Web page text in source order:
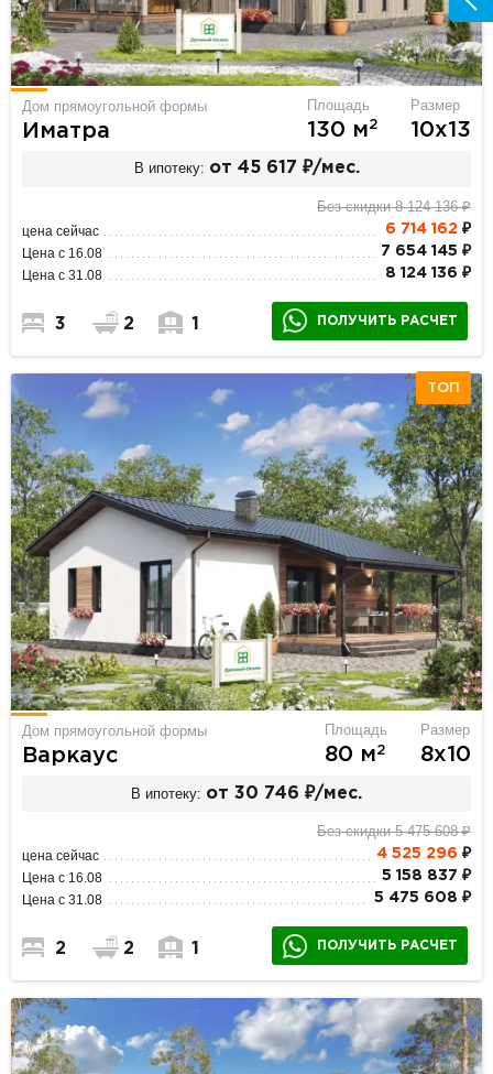
Дом прямоугольной формы
Иматра
Площадь
130 м2
Размер
10х13
В ипотеку: от 45 617 ₽/мес.
Без скидки 8 124 136 ₽
цена сейчас 6 714 162 ₽
Цена с 16.08 7 654 145 ₽
Цена с 31.08 8 124 136 ₽
3 2 1 ПОЛУЧИТЬ РАСЧЕТ
ТОП
Дом прямоугольной формы
Варкаус
Площадь
80 м2
Размер
8х10
В ипотеку: от 30 746 ₽/мес.
Без скидки 5 475 608 ₽
цена сейчас 4 525 296 ₽
Цена с 16.08 5 158 837 ₽
Цена с 31.08 5 475 608 ₽
2 2 1 ПОЛУЧИТЬ РАСЧЕТ